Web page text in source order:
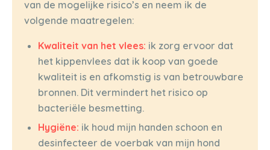
van de mogelijke risico’s en neem ik de
volgende maatregelen:
Kwaliteit van het vlees: ik zorg ervoor dat
het kippenvlees dat ik koop van goede
kwaliteit is en afkomstig is van betrouwbare
bronnen. Dit vermindert het risico op
bacteriële besmetting.
Hygiëne: ik houd mijn handen schoon en
desinfecteer de voerbak van mijn hond